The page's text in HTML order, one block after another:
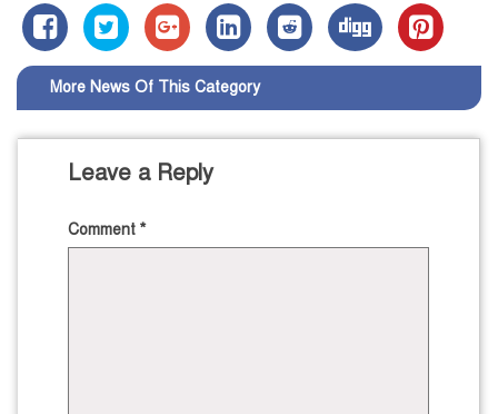
More News Of This Category
Leave a Reply
Comment *